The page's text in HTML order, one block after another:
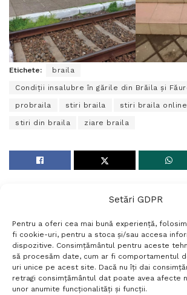
Setări GDPR
Pentru a oferi cea mai bună experiență,
fi cookie-uri, pentru a stoca și/sau accesa
dispozitive. Consimțământul pentru aceste
să procesăm date, cum ar fi comportamentul
uri unice pe acest site. Dacă nu îți dai
retragi consimțământul dat poate avea afecte
unor anumite funcționalități și funcții.
Etichete: braila
Condiții insalubre în gările din Brăila și
probraila stiri braila stiri braila online
stiri din braila ziare braila
Termeni si conditii
Politică de
Politica cookies
Setări GDPR